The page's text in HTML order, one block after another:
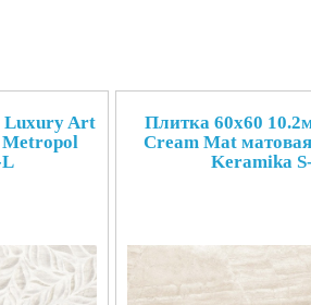
Luxury Art
Плитка 60x60
Cream Mat
Keramika